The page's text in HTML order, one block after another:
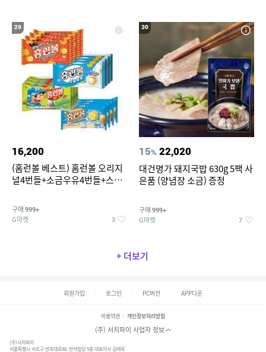
29
16,200
(홈런볼 베스트) 홈런볼 오리지
널4번들+소금우유4번들+스윗
콘맛4번들
구매 999+
G마켓 3
30
15% 22,020
대건명가 돼지국밥 630g 5팩 사
은품 (양념장 소금) 증정
구매 999+
G마켓 7
+ 더보기
회원가입 로그인 PC버전 APP다운
이용약관 개인정보처리방침
(주) 서치파이 사업자 정보
(주)서치파이
서울특별시 서초구 반포대로88, 반석빌딩 5층 대표이사 김태묵